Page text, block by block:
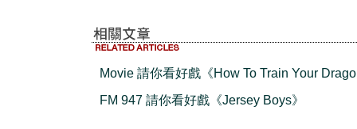
Movie 請你看好戲《How To Train Your
FM 947 請你看好戲《Jersey Boys》